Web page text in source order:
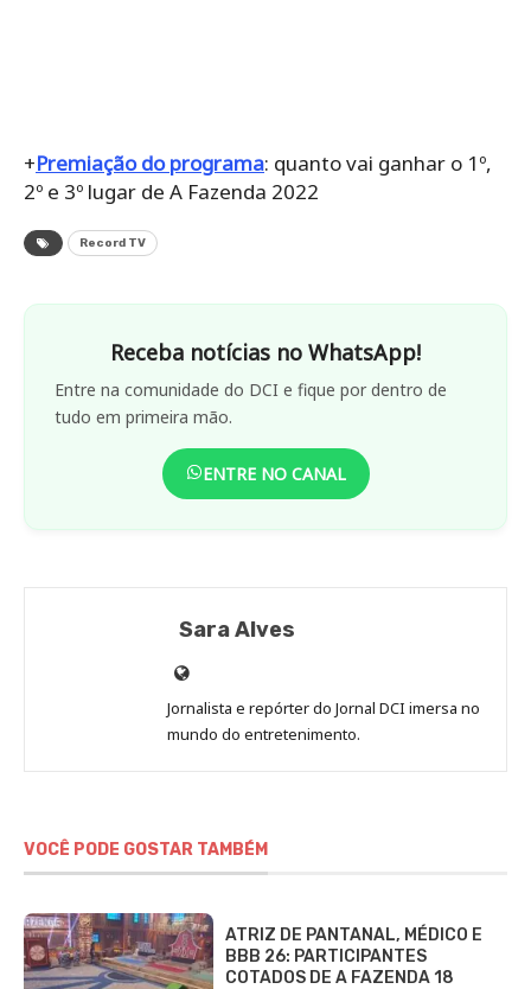
+Premiação do programa: quanto vai ganhar o 1º,
2º e 3º lugar de A Fazenda 2022
Record TV
Receba notícias no WhatsApp!
Entre na comunidade do DCI e fique por dentro de
tudo em primeira mão.
ENTRE NO CANAL
Sara Alves
Site
de
Sara
Jornalista e repórter do Jornal DCI imersa no
mundo do entretenimento.
VOCÊ PODE GOSTAR TAMBÉM
ATRIZ DE PANTANAL, MÉDICO E
BBB 26: PARTICIPANTES
COTADOS DE A FAZENDA 18